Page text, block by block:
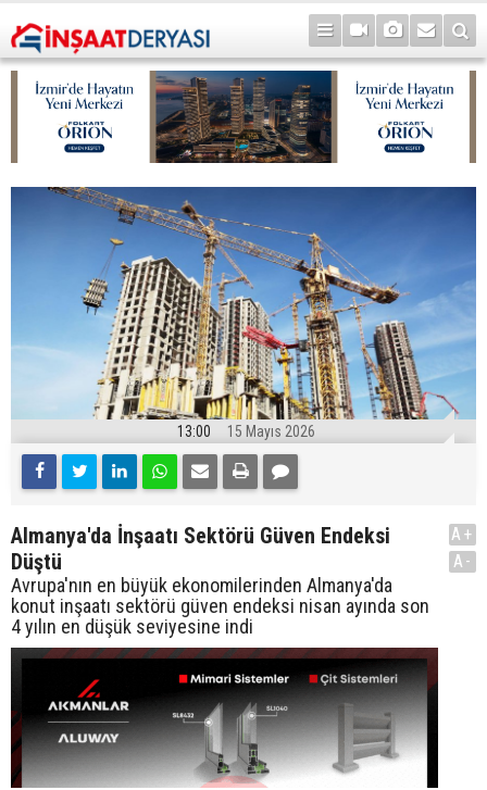
13:00 15 Mayıs 2026
Almanya'da İnşaatı Sektörü Güven Endeksi
Düştü
Avrupa'nın en büyük ekonomilerinden Almanya'da
konut inşaatı sektörü güven endeksi nisan ayında son
4 yılın en düşük seviyesine indi
A+
A-